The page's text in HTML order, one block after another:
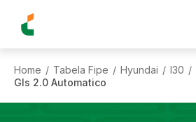
Home / Tabela Fipe / Hyundai / I30 /
Gls 2.0 Automatico